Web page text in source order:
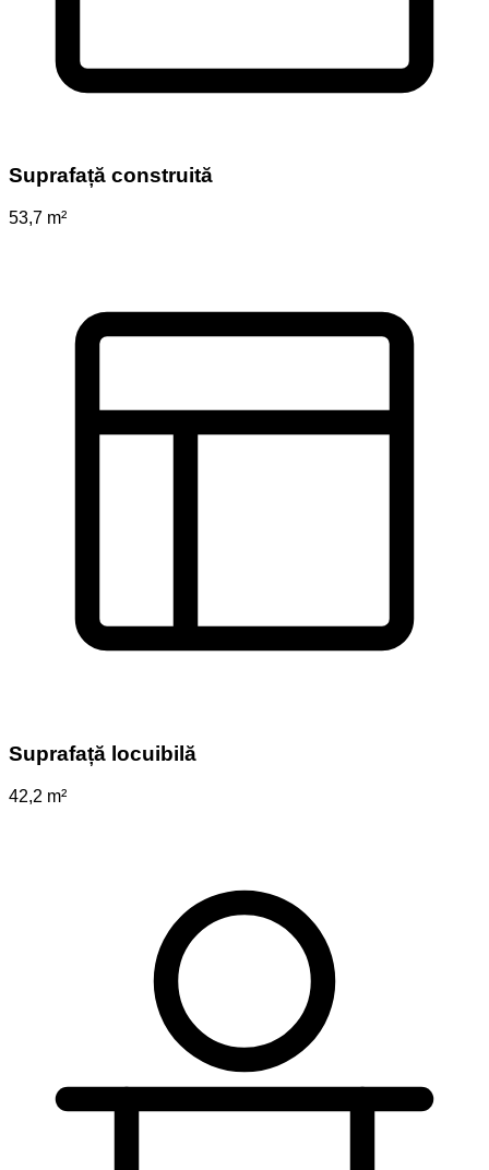
Suprafață construită
53,7 m²
Suprafață locuibilă
42,2 m²